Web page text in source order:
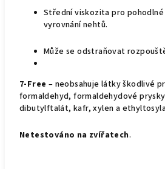
Střední viskozita pro
vyrovnání nehtů.
Může se odstraňovat
7-Free – neobsahuje látky škodlivé
formaldehyd, formaldehydové
dibutylftalát, kafr, xylen a
Netestováno na zvířatech.